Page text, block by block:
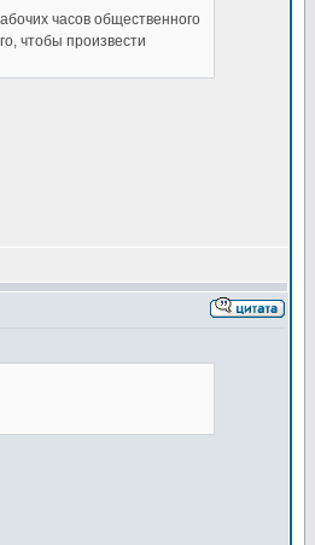
часов общественного
чтобы произвести